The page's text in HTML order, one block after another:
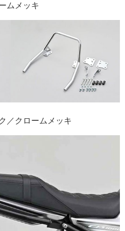
ムメッキ
／クロームメッキ